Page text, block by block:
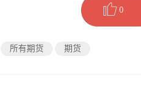
0
所有期货 期货